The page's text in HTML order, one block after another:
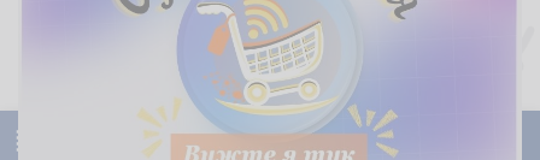
 Намаления